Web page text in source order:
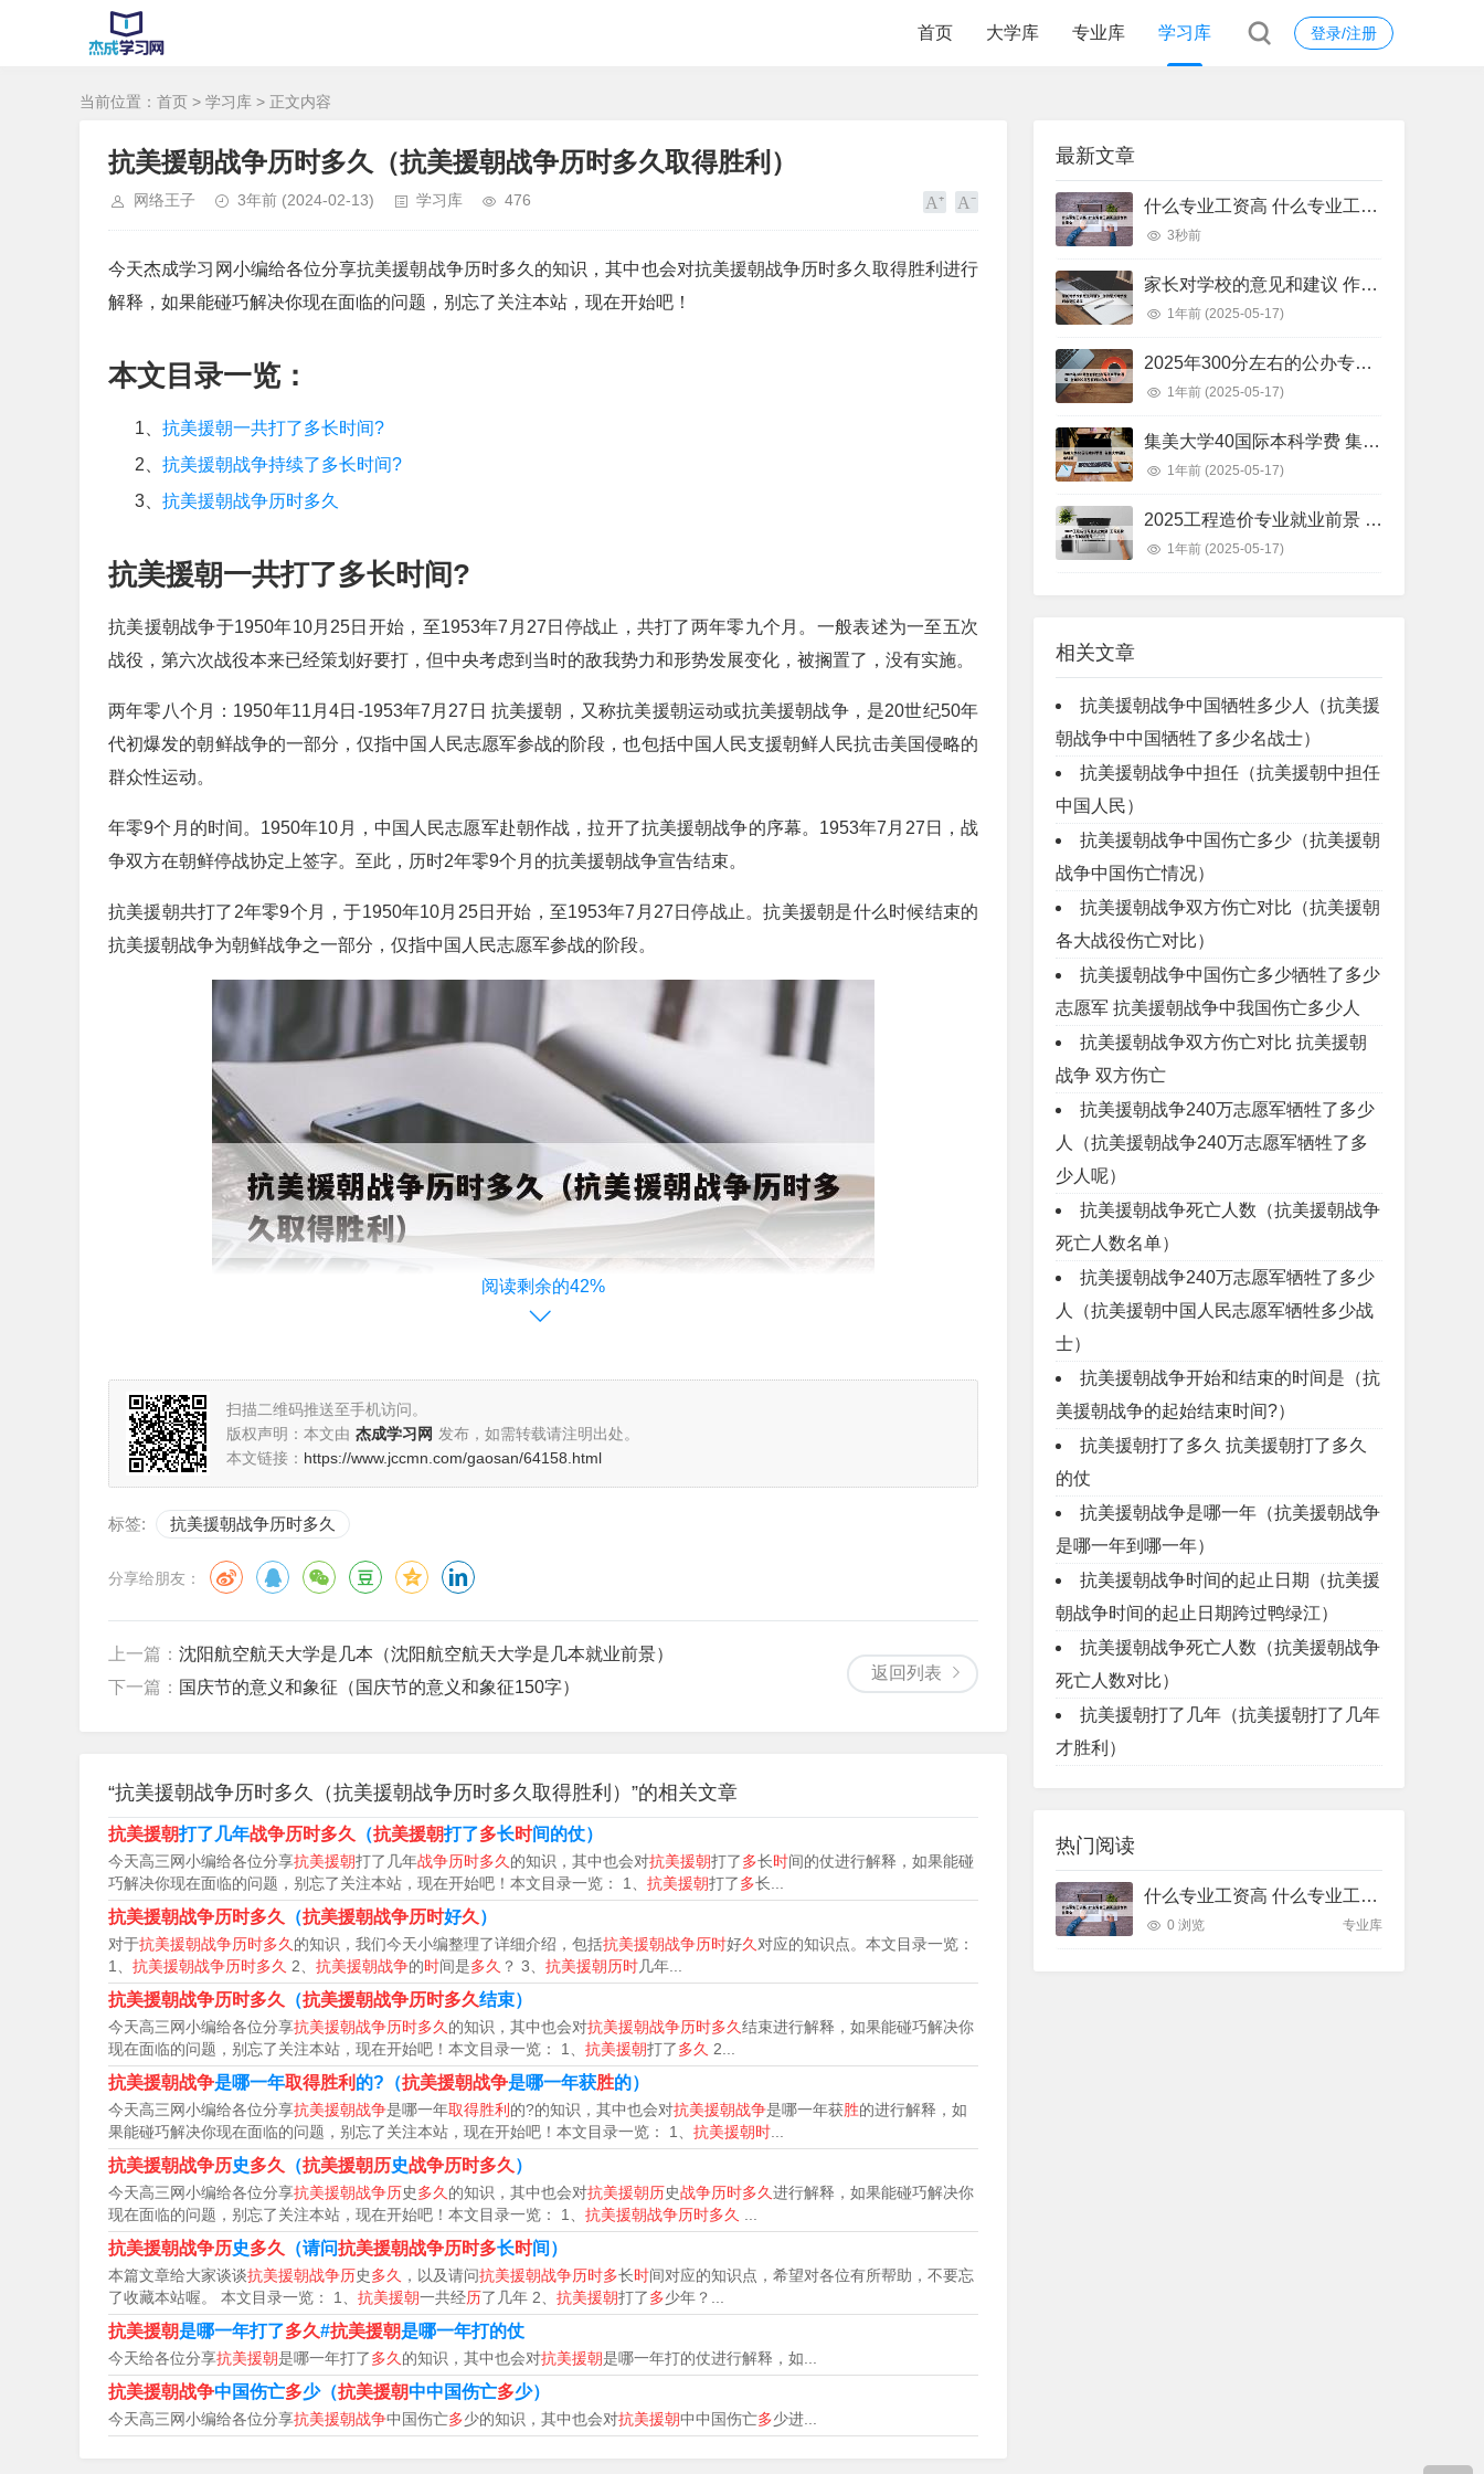
登录/注册
首页 大学库 专业库 学习库
当前位置： 首页 > 学习库 > 正文内容
抗美援朝战争历时多久（抗美援朝战争历时多久取得胜利）
网络王子 3年前 (2024-02-13) 学习库 476
今天杰成学习网小编给各位分享抗美援朝战争历时多久的知识，其中也会对抗美援朝战争历时多久取得胜利进行
解释，如果能碰巧解决你现在面临的问题，别忘了关注本站，现在开始吧！
本文目录一览：
1、 抗美援朝一共打了多长时间?
2、 抗美援朝战争持续了多长时间?
3、 抗美援朝战争历时多久
抗美援朝一共打了多长时间?
抗美援朝战争于1950年10月25日开始，至1953年7月27日停战止，共打了两年零九个月。一般表述为一至五次
战役，第六次战役本来已经策划好要打，但中央考虑到当时的敌我势力和形势发展变化，被搁置了，没有实施。
两年零八个月：1950年11月4日-1953年7月27日 抗美援朝，又称抗美援朝运动或抗美援朝战争，是20世纪50年
代初爆发的朝鲜战争的一部分，仅指中国人民志愿军参战的阶段，也包括中国人民支援朝鲜人民抗击美国侵略的
群众性运动。
年零9个月的时间。1950年10月，中国人民志愿军赴朝作战，拉开了抗美援朝战争的序幕。1953年7月27日，战
争双方在朝鲜停战协定上签字。至此，历时2年零9个月的抗美援朝战争宣告结束。
抗美援朝共打了2年零9个月，于1950年10月25日开始，至1953年7月27日停战止。抗美援朝是什么时候结束的
抗美援朝战争为朝鲜战争之一部分，仅指中国人民志愿军参战的阶段。
抗美援朝战争持续了多长时间?
抗美援朝战争于1950年10月25日开始，至1953年7月27日停战止，共打了两年零九个月。一般表述为一至五次
战役，第六次战役本来已经策划好要打，但中央考虑到当时的敌我势力和形势发展变化，被搁置了，没有实施。
年零9个月的时间。1950年10月，中国人民志愿军赴朝作战，拉开了抗美援朝战争的序幕。1953年7月27日，战
争双方在朝鲜停战协定上签字。至此，历时2年零9个月的抗美援朝战争宣告结束。
抗美援朝战争持续几年 抗美援朝共打了2年零9个月，于1950年10月25日开始，至1953年7月27日停战止。虽然
比解放战争时期在作战规模上要小，但基本上都属于战略性质的战役。
年10月到1953年7月大约持续了2年零9个月的时间。1950年10月，中国人民志愿军赴朝作战，拉开了抗美援朝
战争的序幕。1953年7月27日，战争双方在朝鲜停战协定上签字。至此，历时2年零9个月的抗美援朝战争宣告结
束。
抗美援朝共打了2年零9个月，于1950年10月25日开始，至1953年7月27日停战止。1950年10月，中国人民志愿
军赴朝作战，抗美援朝战争开始。
抗美援朝战争历时多久
年10月到1953年7月大约持续了2年零9个月的时间。1950年10月，中国人民志愿军赴朝作战，拉开了抗美援朝
战争的序幕。1953年7月27日，战争双方在朝鲜停战协定上签字。至此，历时2年零9个月的抗美援朝战争宣告结
束。
抗美援朝战争于1950年10月25日开始，至1953年7月27日停战止，共打了两年零九个月。一般表述为一至五次
战役，第六次战役本来已经策划好要打，但中央考虑到当时的敌我势力和形势发展变化，被搁置了，没有实施。
抗美援朝2年零9个月 1950年10月，中国人民志愿军赴朝作战，拉开了抗美援朝战争的序幕。1953年7月27日，
战争双方签署了《朝鲜停战协定》。迄今为止，为期两年零九个月的抗美援朝战争已经结束。
年10月19日，中国人民志愿军在司令员兼政治委员彭德怀率领下，跨过鸭绿江，开赴朝鲜战场，25日，揭开抗
阅读剩余的42%
扫描二维码推送至手机访问。
版权声明：本文由 杰成学习网 发布，如需转载请注明出处。
本文链接： https://www.jccmn.com/gaosan/64158.html
标签: 抗美援朝战争历时多久
分享给朋友：
返回列表
上一篇： 沈阳航空航天大学是几本（沈阳航空航天大学是几本就业前景）
下一篇： 国庆节的意义和象征（国庆节的意义和象征150字）
“抗美援朝战争历时多久（抗美援朝战争历时多久取得胜利）”的相关文章
抗美援朝打了几年战争历时多久 （抗美援朝打了多长时间的仗）
今天高三网小编给各位分享抗美援朝打了几年战争历时多久 的知识，其中也会对抗美援朝打了多长时间的仗进行解释，如果能碰
巧解决你现在面临的问题，别忘了关注本站，现在开始吧！本文目录一览： 1、 抗美援朝打了多长...
抗美援朝战争历时多久 （抗美援朝战争历时好久 ）
对于抗美援朝战争历时多久 的知识，我们今天小编整理了详细介绍，包括抗美援朝战争历时好久 对应的知识点。本文目录一览：
1、 抗美援朝战争历时多久 2、 抗美援朝战争的时间是多久 ？ 3、 抗美援朝历时几年...
抗美援朝战争历时多久 （抗美援朝战争历时多久结束）
今天高三网小编给各位分享抗美援朝战争历时多久 的知识，其中也会对抗美援朝战争历时多久 结束进行解释，如果能碰巧解决你
现在面临的问题，别忘了关注本站，现在开始吧！本文目录一览： 1、 抗美援朝打了多久 2...
抗美援朝战争是哪一年取得胜利 的?（抗美援朝战争是哪一年获胜的）
今天高三网小编给各位分享抗美援朝战争是哪一年取得胜利 的?的知识，其中也会对抗美援朝战争是哪一年获胜的进行解释，如
果能碰巧解决你现在面临的问题，别忘了关注本站，现在开始吧！本文目录一览： 1、 抗美援朝时
抗美援朝战争历史多久 （抗美援朝历史战争历时多久 ）
今天高三网小编给各位分享抗美援朝战争历史多久 的知识，其中也会对抗美援朝历史战争历时多久 进行解释，如果能碰巧解决你
现在面临的问题，别忘了关注本站，现在开始吧！本文目录一览： 1、 抗美援朝战争历时多久
抗美援朝战争历史多久 （请问抗美援朝战争历时多长时间）
本篇文章给大家谈谈抗美援朝战争历史多久 ，以及请问抗美援朝战争历时多长时间对应的知识点，希望对各位有所帮助，不要忘
了收藏本站喔。 本文目录一览： 1、 抗美援朝一共经历了几年 2、 抗美援朝打了多少年？...
抗美援朝是哪一年打了多久#抗美援朝是哪一年打的仗
今天给各位分享抗美援朝是哪一年打了多久 的知识，其中也会对抗美援朝是哪一年打的仗进行解释，如...
抗美援朝战争中国伤亡多少（抗美援朝中中国伤亡多少）
今天高三网小编给各位分享抗美援朝战争中国伤亡多少的知识，其中也会对抗美援朝中中国伤亡多少进...
最新文章
什么专业工资高 什么专业工资高且适合物化生女
3秒前
家长对学校的意见和建议 作为家长对学校的意见和建议
1年前 (2025-05-17)
2025年300分左右的公办专科大学有哪些 全国300分左右的公办大专
1年前 (2025-05-17)
集美大学40国际本科学费 集美大学国际本科班
1年前 (2025-05-17)
2025工程造价专业就业前景 工程造价未来十年就业前景
1年前 (2025-05-17)
相关文章
抗美援朝战争中国牺牲多少人（抗美援
朝战争中中国牺牲了多少名战士）
抗美援朝战争中担任（抗美援朝中担任
中国人民）
抗美援朝战争中国伤亡多少（抗美援朝
战争中国伤亡情况）
抗美援朝战争双方伤亡对比（抗美援朝
各大战役伤亡对比）
抗美援朝战争中国伤亡多少牺牲了多少
志愿军 抗美援朝战争中我国伤亡多少人
抗美援朝战争双方伤亡对比 抗美援朝
战争 双方伤亡
抗美援朝战争240万志愿军牺牲了多少
人（抗美援朝战争240万志愿军牺牲了多
少人呢）
抗美援朝战争死亡人数（抗美援朝战争
死亡人数名单）
抗美援朝战争240万志愿军牺牲了多少
人（抗美援朝中国人民志愿军牺牲多少战
士）
抗美援朝战争开始和结束的时间是（抗
美援朝战争的起始结束时间?）
抗美援朝打了多久 抗美援朝打了多久
的仗
抗美援朝战争是哪一年（抗美援朝战争
是哪一年到哪一年）
抗美援朝战争时间的起止日期（抗美援
朝战争时间的起止日期跨过鸭绿江）
抗美援朝战争死亡人数（抗美援朝战争
死亡人数对比）
抗美援朝打了几年（抗美援朝打了几年
才胜利）
热门阅读
什么专业工资高 什么专业工资高且适合物化生女
0 浏览 专业库